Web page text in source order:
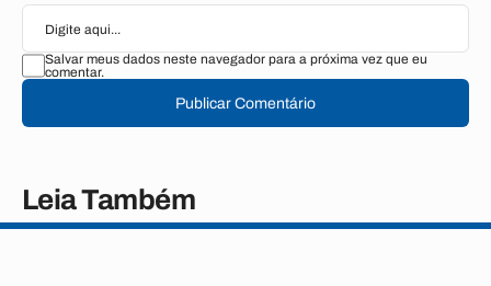
Salvar meus dados neste navegador para a próxima vez que eu
comentar.
Publicar Comentário
Leia Também